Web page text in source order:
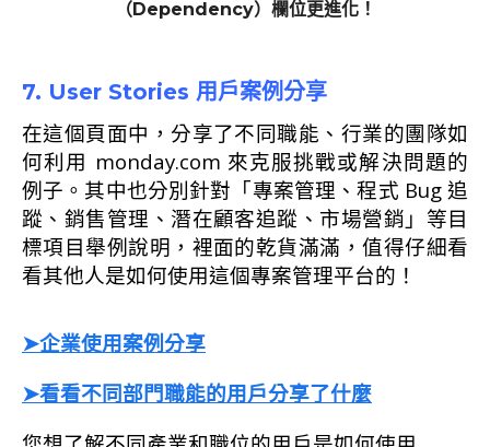
（Dependency）欄位更進化！
7. User Stories 用戶案例分享
在這個頁面中，分享了不同職能、行業的團隊如
何利用 monday.com 來克服挑戰或解決問題的
例子。其中也分別針對「專案管理、程式 Bug 追
蹤、銷售管理、潛在顧客追蹤、市場營銷」等目
標項目舉例說明，裡面的乾貨滿滿，值得仔細看
看其他人是如何使用這個專案管理平台的！
➤企業使用案例分享
➤看看不同部門職能的用戶分享了什麼